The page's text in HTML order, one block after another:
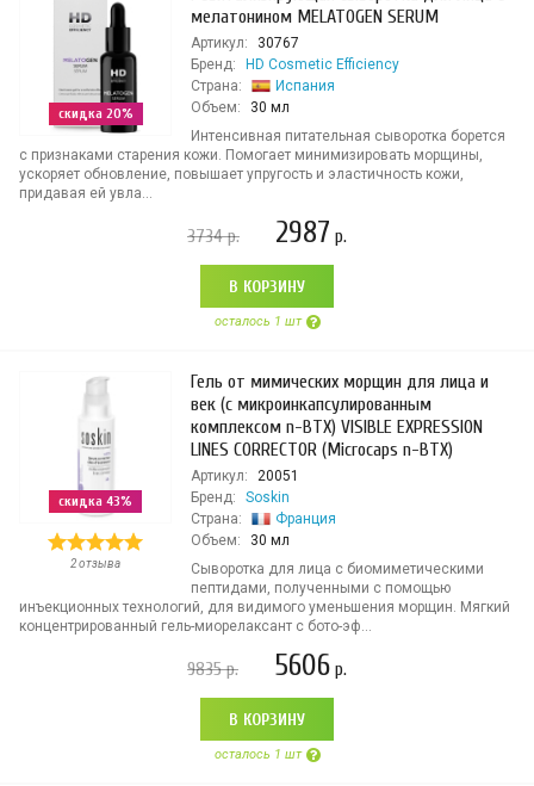
скидка 20%
мелатонином MELATOGEN SERUM
Артикул:
30767
Бренд:
HD Cosmetic Efficiency
Страна:
Испания
Объем:
30 мл
Интенсивная питательная сыворотка борется
с признаками старения кожи. Помогает минимизировать морщины,
ускоряет обновление, повышает упругость и эластичность кожи,
придавая ей увла...
3734р. 2987 р.
В КОРЗИНУ
осталось 1 шт
скидка 43%
2 отзыва
Гель от мимических морщин для лица и
век (с микроинкапсулированным
комплексом n-BTX) VISIBLE EXPRESSION
LINES CORRECTOR (Microcaps n-BTX)
Артикул:
20051
Бренд:
Soskin
Страна:
Франция
Объем:
30 мл
Сыворотка для лица с биомиметическими
пептидами, полученными с помощью
инъекционных технологий, для видимого уменьшения морщин. Мягкий
концентрированный гель-миорелаксант с бото-эф...
9835р. 5606 р.
В КОРЗИНУ
осталось 1 шт